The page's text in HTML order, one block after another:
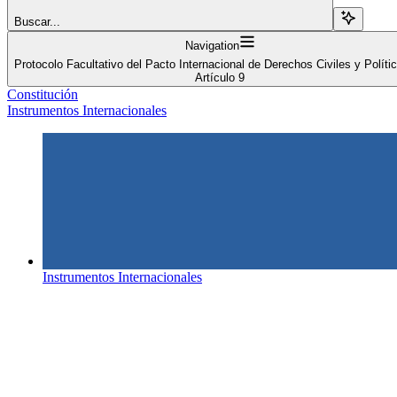
Buscar...
Navigation
Protocolo Facultativo del Pacto Internacional de Derechos Civiles y
Artículo 9
Constitución
Instrumentos Internacionales
Instrumentos Internacionales